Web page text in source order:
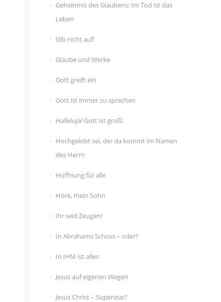
Geheimnis des Glaubens: Im Tod ist das
Leben
Gib nicht auf!
Glaube und Werke
Gott greift ein
Gott ist immer zu sprechen
Halleluja! Gott ist groß!
Hochgelobt sei, der da kommt im Namen
des Herrn
Hoffnung für alle
Höre, mein Sohn
Ihr seid Zeugen!
In Abrahams Schoss – oder?
In IHM ist alles
Jesus auf eigenen Wegen
Jesus Christ – Superstar?